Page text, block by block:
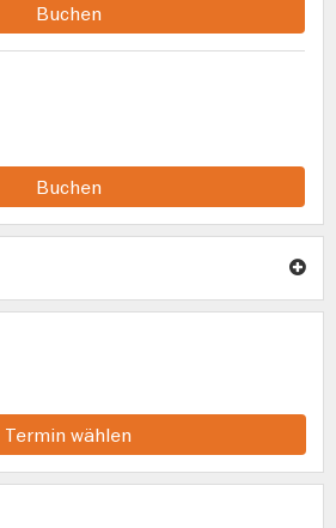
Buchen
Buchen
Termin wählen